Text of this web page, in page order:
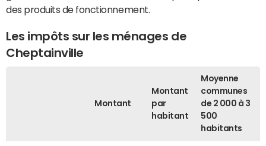
des produits de fonctionnement.
Les impôts sur les ménages de
Cheptainville
Montant
Montant
par
habitant
Moyenne
communes
de 2 000 à 3
500
habitants